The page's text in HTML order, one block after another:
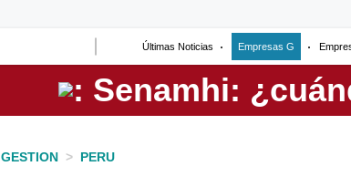
Últimas Noticias Empresas G
GESTION > PERU